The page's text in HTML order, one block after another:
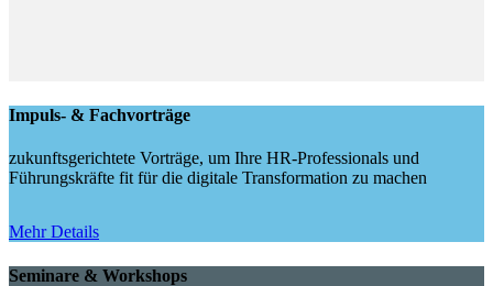
Impuls- & Fachvorträge
zukunftsgerichtete Vorträge, um Ihre HR-Professionals und
Führungskräfte fit für die digitale Transformation zu machen
Mehr Details
Seminare & Workshops